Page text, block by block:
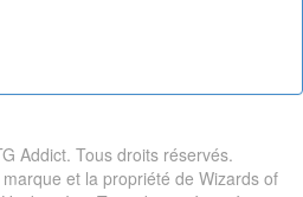
Addict. Tous droits réservés.
et la propriété de Wizards of